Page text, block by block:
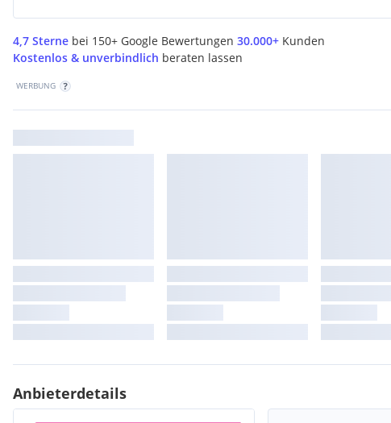
4,7 Sterne bei 150+ Google Bewertungen 30.000+ Kunden
Kostenlos & unverbindlich beraten lassen
WERBUNG
Anbieterdetails